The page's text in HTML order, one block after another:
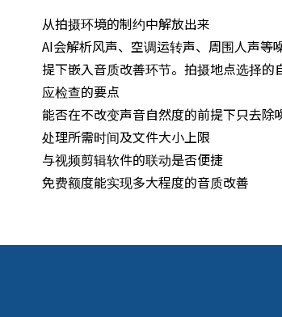
从拍摄环境的制约中解放出来
AI会解析风声、空调运转声、周围人声
提下嵌入音质改善环节。拍摄地点选择的
应检查的要点
能否在不改变声音自然度的前提下只去除
处理所需时间及文件大小上限
与视频剪辑软件的联动是否便捷
免费额度能实现多大程度的音质改善